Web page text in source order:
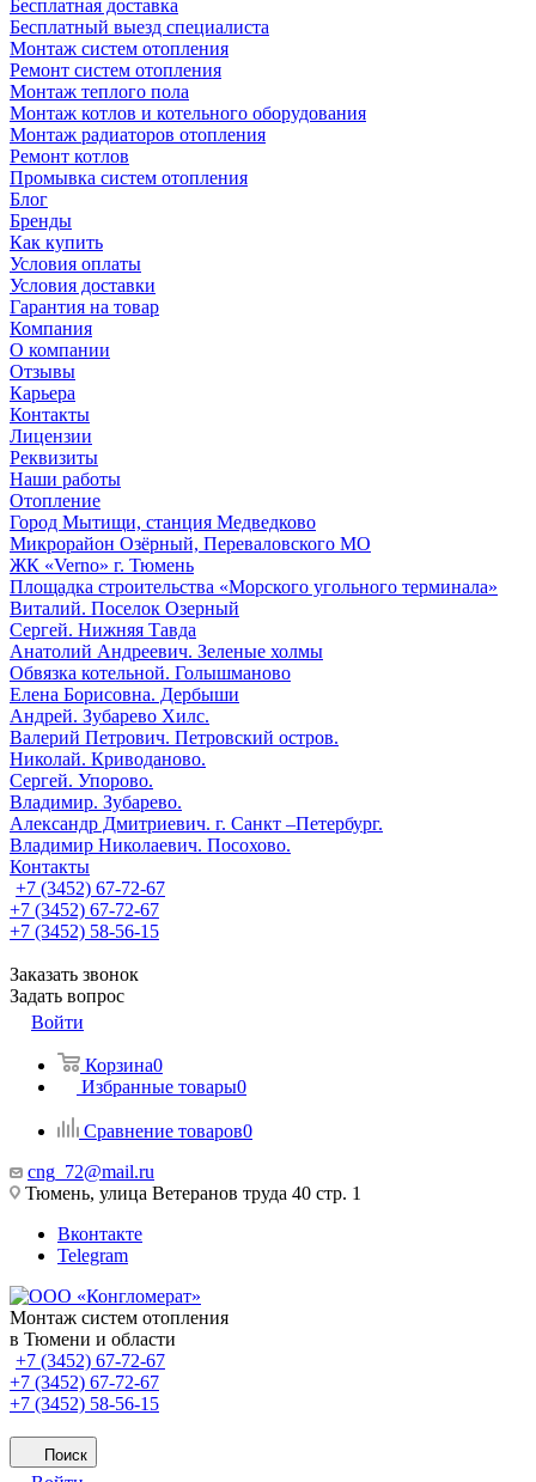
Бесплатная доставка
Бесплатный выезд специалиста
Монтаж систем отопления
Ремонт систем отопления
Монтаж теплого пола
Монтаж котлов и котельного оборудования
Монтаж радиаторов отопления
Ремонт котлов
Промывка систем отопления
Блог
Бренды
Как купить
Условия оплаты
Условия доставки
Гарантия на товар
Компания
О компании
Отзывы
Карьера
Контакты
Лицензии
Реквизиты
Наши работы
Отопление
Город Мытищи, станция Медведково
Микрорайон Озёрный, Переваловского МО
ЖК «Verno» г. Тюмень
Площадка строительства «Морского угольного терминала»
Виталий. Поселок Озерный
Сергей. Нижняя Тавда
Анатолий Андреевич. Зеленые холмы
Обвязка котельной. Голышманово
Елена Борисовна. Дербыши
Андрей. Зубарево Хилс.
Валерий Петрович. Петровский остров.
Николай. Криводаново.
Сергей. Упорово.
Владимир. Зубарево.
Александр Дмитриевич. г. Санкт –Петербург.
Владимир Николаевич. Посохово.
Контакты
+7 (3452) 67-72-67
+7 (3452) 67-72-67
+7 (3452) 58-56-15
Заказать звонок
Задать вопрос
Войти
Корзина0
Избранные товары0
Сравнение товаров0
cng_72@mail.ru
Тюмень, улица Ветеранов труда 40 стр. 1
Вконтакте
Telegram
Монтаж систем отопления
в Тюмени и области
+7 (3452) 67-72-67
+7 (3452) 67-72-67
+7 (3452) 58-56-15
Поиск